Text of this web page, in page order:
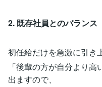
2. 既存社員とのバランス
初任給だけを急激に引き
「後輩の方が自分より
出ますので、